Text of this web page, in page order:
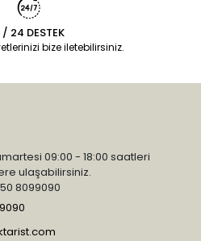
/ 24 DESTEK
bize iletebilirsiniz.
09:00 - 18:00 saatleri
ulaşabilirsiniz.
8099090